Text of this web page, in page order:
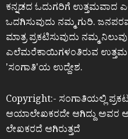
ಕನ್ನಡದ ಓದುಗರಿಗೆ ಉತ್ತಮವಾದ
ಒದಗಿಸುವುದು ನಮ್ಮ ಗುರಿ.
ಮಾತ್ರ ಪ್ರಕಟಿಸುವುದು ನಮ್ಮ
ಎಲೆಮರೆಕಾಯಿಗಳಂತಿರುವ ಉತ್ತಮ
ʼಸಂಗಾತಿʼಯ ಉದ್ದೇಶ.
Copyright:- ಸಂಗಾತಿಯಲ್ಲಿ
ಆಯಾಲೇಖಕರದೇ ಆಗಿದ್ದು ಅವರ
ಲೇಖಕರದೆ ಆಗಿರುತ್ತದೆ